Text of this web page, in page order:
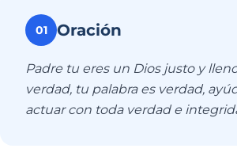
01 Oración
Padre tu eres un Dios justo y
verdad, tu palabra es verdad,
actuar con toda verdad e